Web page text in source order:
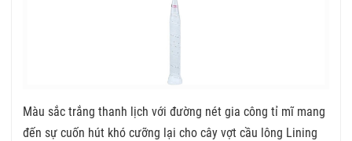
Màu sắc trắng thanh lịch với đường nét gia công tỉ mĩ mang
đến sự cuốn hút khó cưỡng lại cho cây vợt cầu lông Lining